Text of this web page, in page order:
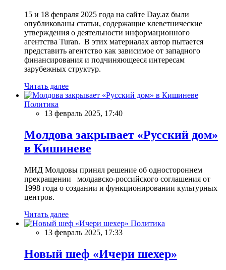
15 и 18 февраля 2025 года на сайте Day.az были
опубликованы статьи, содержащие клеветнические
утверждения о деятельности информационного
агентства Turan. В этих материалах автор пытается
представить агентство как зависимое от западного
финансирования и подчиняющееся интересам
зарубежных структур.
Читать далее
Политика
13 февраль 2025, 17:40
Молдова закрывает «Русский дом»
в Кишиневе
МИД Молдовы принял решение об одностороннем
прекращении молдавско-российского соглашения от
1998 года о создании и функционировании культурных
центров.
Читать далее
Политика
13 февраль 2025, 17:33
Новый шеф «Ичери шехер»